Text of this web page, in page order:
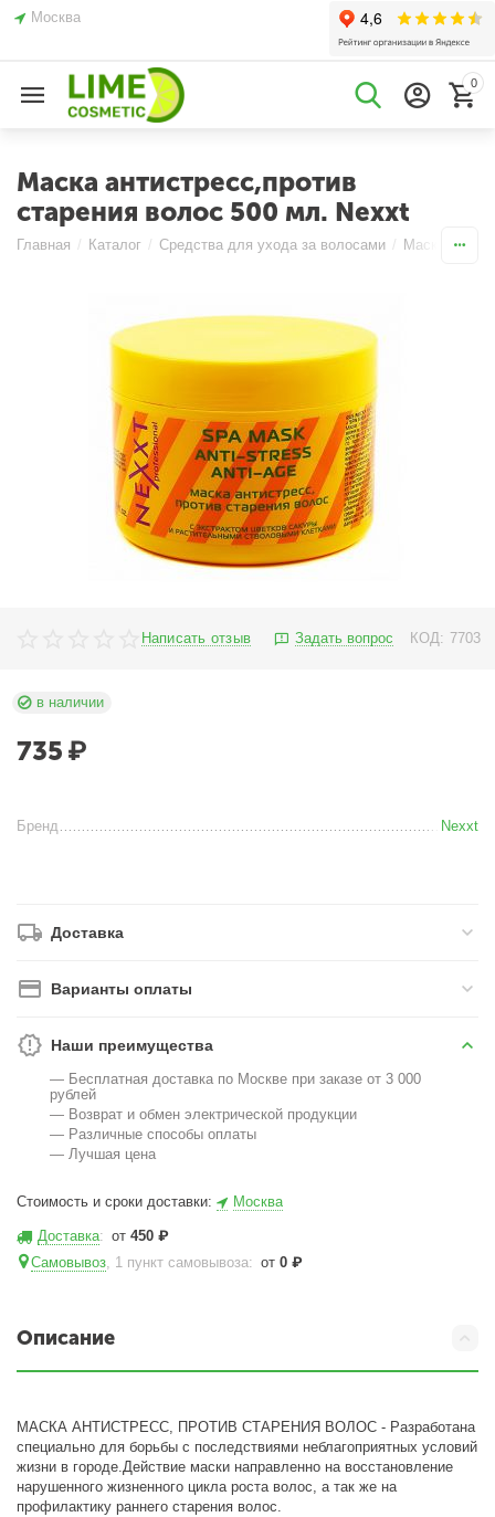
Москва
0
Маска антистресс,против
старения волос 500 мл. Nexxt
Главная / Каталог / Средства для ухода за волосами / Маски /
Написать отзыв Задать вопрос КОД: 7703
в наличии
735 ₽
Бренд Nexxt
Доставка
Варианты оплаты
Наши преимущества
— Бесплатная доставка по Москве при заказе от 3 000
рублей
— Возврат и обмен электрической продукции
— Различные способы оплаты
— Лучшая цена
Стоимость и сроки доставки: Москва
Доставка: от450 ₽
Самовывоз, 1 пункт самовывоза: от0 ₽
Описание
МАСКА АНТИСТРЕСС, ПРОТИВ СТАРЕНИЯ ВОЛОС - Разработана
специально для борьбы с последствиями неблагоприятных условий
жизни в городе.Действие маски направленно на восстановление
нарушенного жизненного цикла роста волос, а так же на
профилактику раннего старения волос.